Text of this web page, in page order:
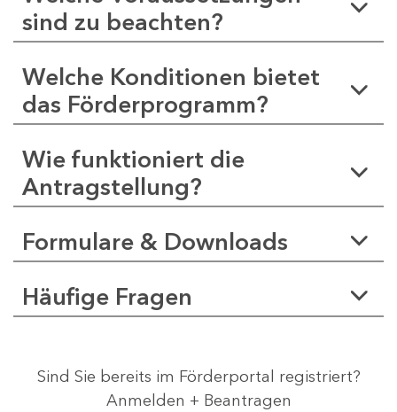
sind zu beachten?
Welche Konditionen bietet
das Förderprogramm?
Wie funktioniert die
Antragstellung?
Formulare & Downloads
Häufige Fragen
Sind Sie bereits im Förderportal registriert?
Anmelden + Beantragen